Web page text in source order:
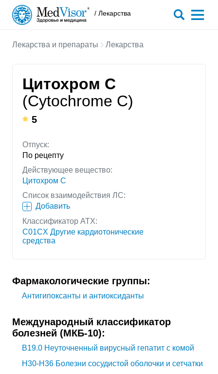
/ Лекарства
Лекарства и препараты Лекарства
Цитохром C
(Cytochrome C)
5
Отпуск:
По рецепту
Действующее вещество:
Цитохром C
Список взаимодействия ЛС:
Добавить
Классификатор АТХ:
C01CX Другие кардиотонические
средства
Фармакологические группы:
Антигипоксанты и антиоксиданты
Международный классификатор
болезней (МКБ-10):
B19.0 Неуточненный вирусный гепатит с комой
H30-H36 Болезни сосудистой оболочки и сетчатки